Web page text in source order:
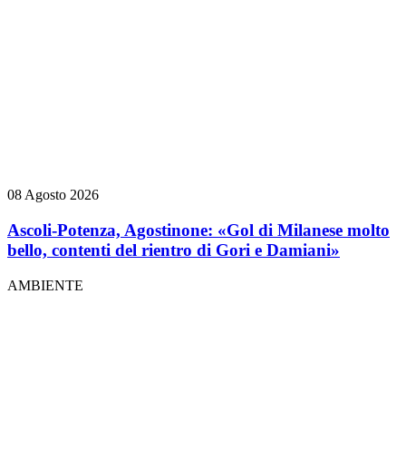
08 Agosto 2026
Ascoli-Potenza, Agostinone: «Gol di Milanese molto
bello, contenti del rientro di Gori e Damiani»
AMBIENTE